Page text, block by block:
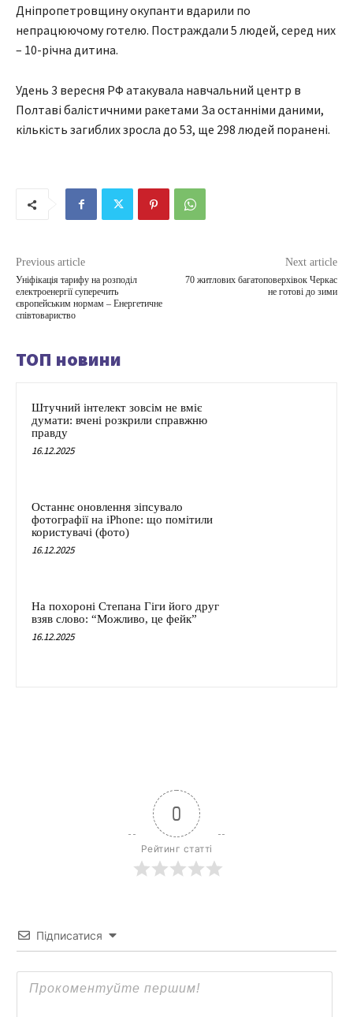
Дніпропетровщину окупанти вдарили по
непрацюючому готелю. Постраждали 5 людей, серед них
– 10-річна дитина.
Удень 3 вересня РФ атакувала навчальний центр в
Полтаві балістичними ракетами За останніми даними,
кількість загиблих зросла до 53, ще 298 людей поранені.
Previous article
Уніфікація тарифу на розподіл
електроенергії суперечить
європейським нормам – Енергетичне
співтовариство
Next article
70 житлових багатоповерхівок Черкас
не готові до зими
ТОП новини
Штучний інтелект зовсім не вміє
думати: вчені розкрили справжню
правду
16.12.2025
Останнє оновлення зіпсувало
фотографії на iPhone: що помітили
користувачі (фото)
16.12.2025
На похороні Степана Гіги його друг
взяв слово: “Можливо, це фейк”
16.12.2025
0
Рейтинг статті
Підписатися